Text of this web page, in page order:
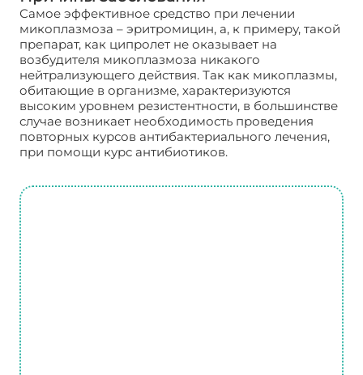
Самое эффективное средство при лечении
микоплазмоза – эритромицин, а, к примеру, такой
препарат, как ципролет не оказывает на
возбудителя микоплазмоза никакого
нейтрализующего действия. Так как микоплазмы,
обитающие в организме, характеризуются
высоким уровнем резистентности, в большинстве
случае возникает необходимость проведения
повторных курсов антибактериального лечения,
при помощи курс антибиотиков.